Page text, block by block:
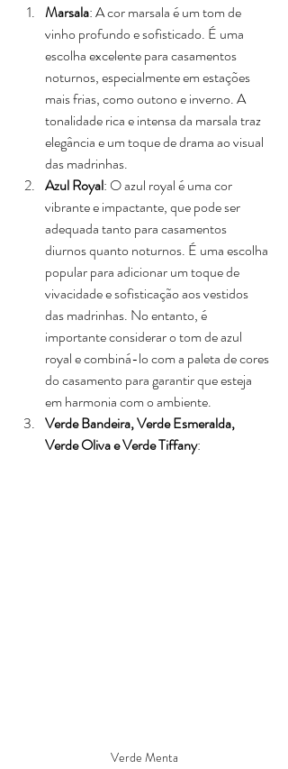
Marsala: A cor marsala é um tom de
vinho profundo e sofisticado. É uma
escolha excelente para casamentos
noturnos, especialmente em estações
mais frias, como outono e inverno. A
tonalidade rica e intensa da marsala traz
elegância e um toque de drama ao visual
das madrinhas.
Azul Royal: O azul royal é uma cor
vibrante e impactante, que pode ser
adequada tanto para casamentos
diurnos quanto noturnos. É uma escolha
popular para adicionar um toque de
vivacidade e sofisticação aos vestidos
das madrinhas. No entanto, é
importante considerar o tom de azul
royal e combiná-lo com a paleta de cores
do casamento para garantir que esteja
em harmonia com o ambiente.
Verde Bandeira, Verde Esmeralda,
Verde Oliva e Verde Tiffany:
Verde Menta